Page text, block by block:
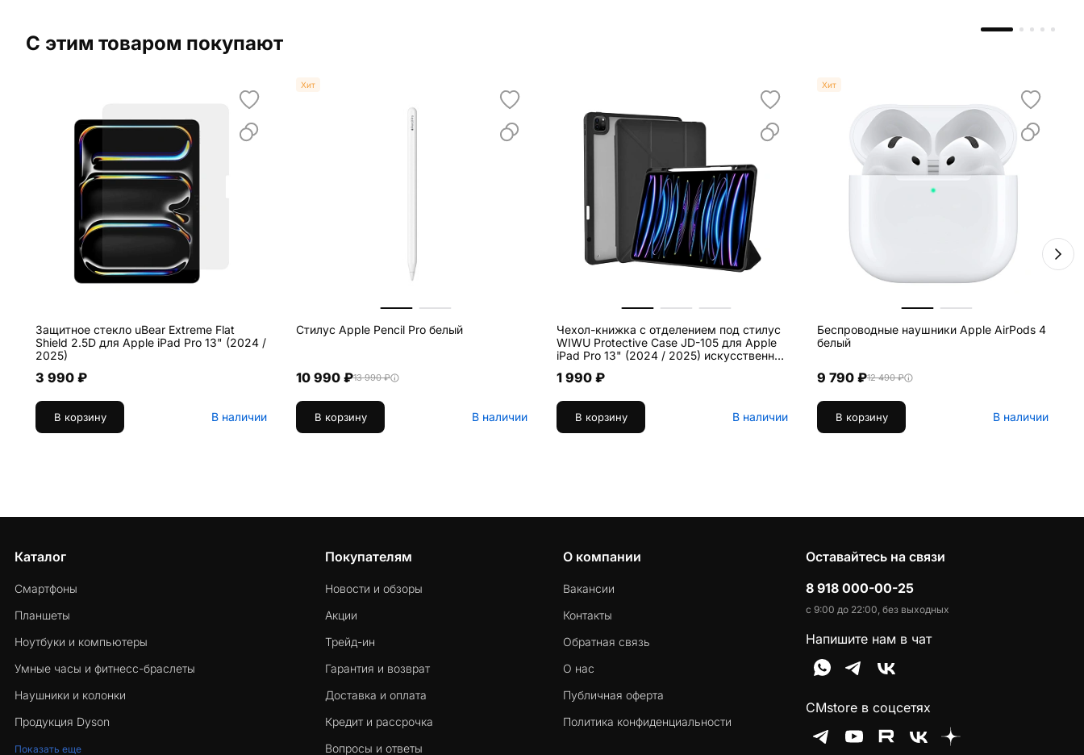
С этим товаром покупают
Защитное стекло uBear Extreme Flat
Shield 2.5D для Apple iPad Pro 13" (2024 /
2025)
3 990 ₽
В корзину В наличии
Хит
Стилус Apple Pencil Pro белый
10 990 ₽13 990 ₽
В корзину В наличии
Чехол-книжка c отделением под стилус
WIWU Protective Case JD-105 для Apple
iPad Pro 13" (2024 / 2025) искусственная
1 990 ₽
В корзину В наличии
Хит
Беспроводные наушники Apple AirPods 4
белый
9 790 ₽12 490 ₽
В корзину В наличии
Каталог
Смартфоны
Планшеты
Ноутбуки и компьютеры
Умные часы и фитнесс-браслеты
Наушники и колонки
Продукция Dyson
Показать еще
Покупателям
Новости и обзоры
Акции
Трейд-ин
Гарантия и возврат
Доставка и оплата
Кредит и рассрочка
Вопросы и ответы
О компании
Вакансии
Контакты
Обратная связь
О нас
Публичная оферта
Политика конфиденциальности
Оставайтесь на связи
8 918 000-00-25
с 9:00 до 22:00, без выходных
Напишите нам в чат
CMstore в соцсетях